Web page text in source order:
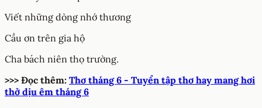
Viết những dòng nhớ thương
Cầu ơn trên gia hộ
Cha bách niên thọ trường.
>>> Đọc thêm: Thơ tháng 6 - Tuyển tập thơ hay mang hơi
thở dịu êm tháng 6